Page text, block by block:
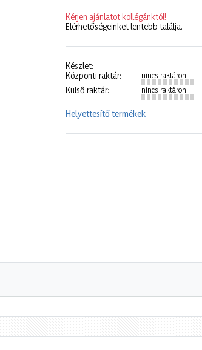
Kérjen ajánlatot kollégánktól!
Elérhetőségeinket lentebb találja.
Készlet:
Központi raktár:
nincs raktáron
Külső raktár: nincs raktáron
Helyettesítő termékek